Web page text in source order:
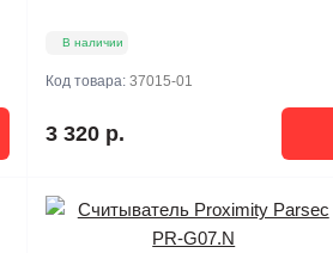
В наличии
Код товара:37015-01
3 320 р.